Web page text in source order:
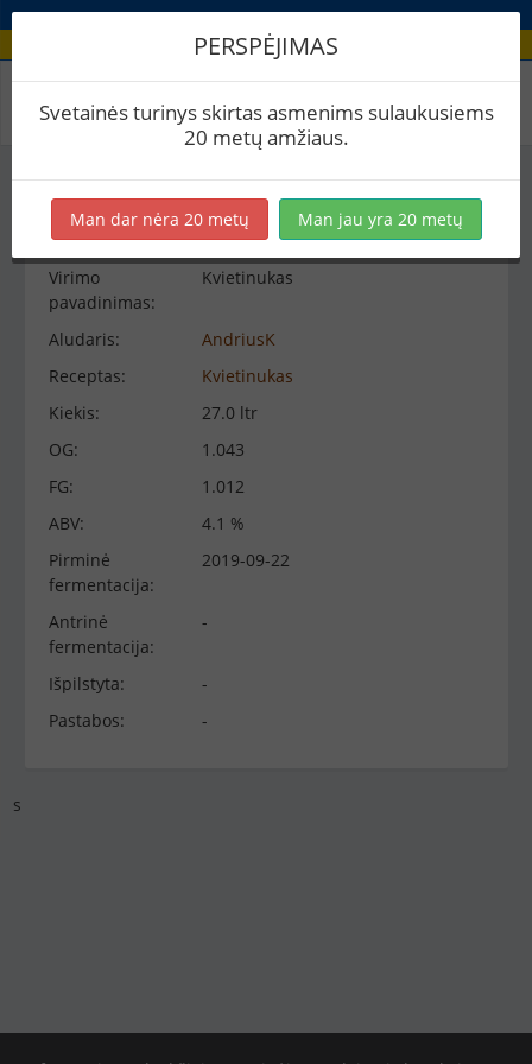
Virimo peržiūra
−
Virimo informacija
Virimo
pavadinimas:
Kvietinukas
Aludaris:
AndriusK
Receptas:
Kvietinukas
Kiekis:
27.0 ltr
OG:
1.043
FG:
1.012
ABV:
4.1 %
Pirminė
fermentacija:
2019-09-22
Antrinė
fermentacija:
-
Išpilstyta:
-
Pastabos:
-
s
PERSPĖJIMAS
Svetainės turinys skirtas asmenims sulaukusiems
20 metų amžiaus.
Man dar nėra 20 metų Man jau yra 20 metų